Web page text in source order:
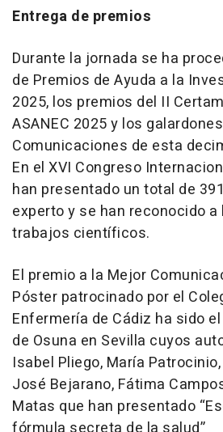
Entrega de premios
Durante la jornada se ha
de Premios de Ayuda a la
2025, los premios del II
ASANEC 2025 y los
Comunicaciones de esta
En el XVI Congreso
han presentado un total de
experto y se han reconocido
trabajos científicos.
El premio a la Mejor
Póster patrocinado por el
Enfermería de Cádiz ha sido
de Osuna en Sevilla cuyos
Isabel Pliego, María
José Bejarano, Fátima
Matas que han presentado